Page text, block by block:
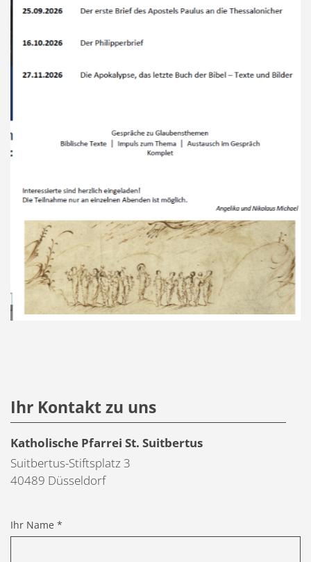
© Pixabay/Vera
Ihr Name *
Ihr Kontakt zu uns
Katholische Pfarrei St. Suitbertus
Suitbertus-Stiftsplatz 3
40489 Düsseldorf